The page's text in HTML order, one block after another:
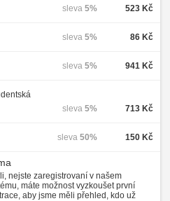
523 Kč
sleva 5%
86 Kč
sleva 5%
941 Kč
sleva 5%
713 Kč
sleva 5%
150 Kč
sleva 50%
nejste zaregistrovaní v našem
máte možnost vyzkoušet první
aby jsme měli přehled, kdo už